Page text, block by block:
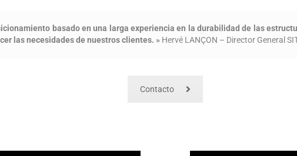
basado en una larga experiencia en la durabilidad de las
las necesidades de nuestros clientes. » Hervé LANÇON – Director General
Contacto